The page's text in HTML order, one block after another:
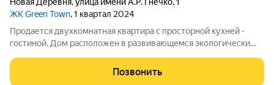
ЖК Green Town, 1 квартал 2024
Продается двухкомнатная квартира с просторной кухней -
гостиной. Дом расположен в развивающемся экологически
сообщение регулярное. Рядом детская площадка, большое
количество парковочных мест.
Позвонить